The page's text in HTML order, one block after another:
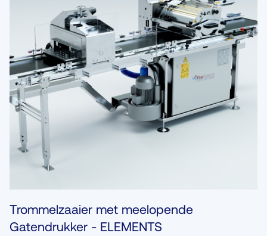
Trommelzaaier met meelopende
Gatendrukker - ELEMENTS